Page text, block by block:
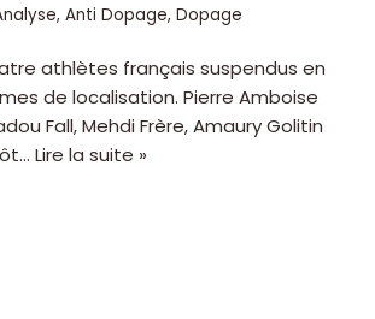
, Anti Dopage, Dopage
athlètes français suspendus en
de localisation. Pierre Amboise
Fall, Mehdi Frère, Amaury Golitin
Lire la suite »